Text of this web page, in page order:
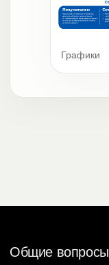
Графики
Общие вопросы